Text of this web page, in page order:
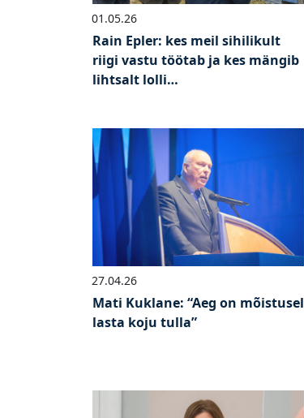
01.05.26
Rain Epler: kes meil sihilikult
riigi vastu töötab ja kes mängib
lihtsalt lolli…
27.04.26
Mati Kuklane: “Aeg on mõistusel
lasta koju tulla”